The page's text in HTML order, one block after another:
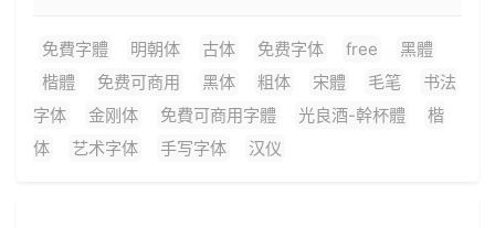
免費字體 明朝体 古体 免费字体 free
黑體
楷體
免费可商用 黑体 粗体 宋體 毛笔
书法
字体
金刚体 免費可商用字體 光良酒-幹杯體
楷
体
艺术字体 手写字体 汉仪